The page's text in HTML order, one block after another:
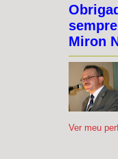
Miron
Ver meu